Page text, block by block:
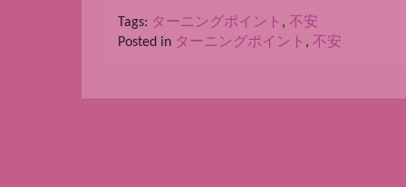
Tags: ターニングポイント , 不安
Posted in ターニングポイント , 不安